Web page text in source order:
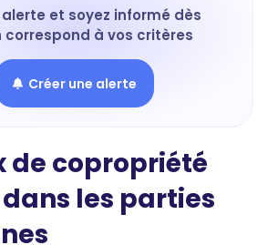
alerte et soyez informé dès
correspond à vos critères
Créer une alerte
de copropriété
les parties